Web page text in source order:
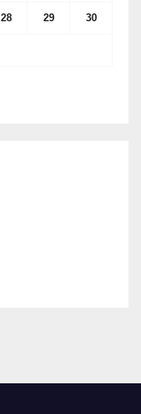
28 29 30